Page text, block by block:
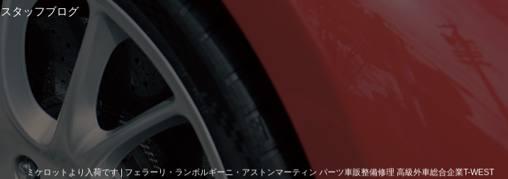
ミケロットより入荷です | フェラーリ・ランボルギーニ・アストンマーティン パーツ車販整備修理 高級外車総合企業T-WEST
スタッフブログ